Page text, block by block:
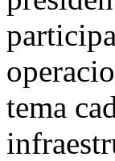
tema